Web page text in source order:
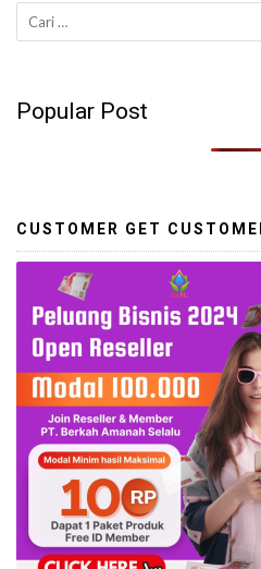
Cari
untuk:
Popular Post
CUSTOMER GET